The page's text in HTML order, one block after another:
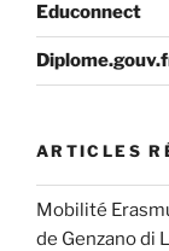
Educonnect
ARTICLES
Mobilité
de Genzano di